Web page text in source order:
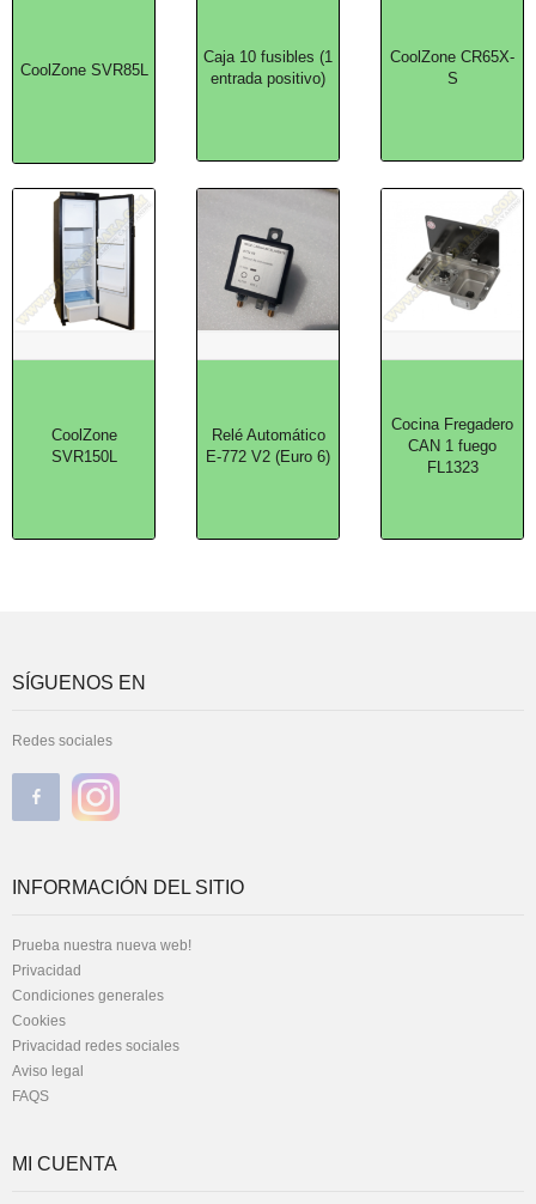
CoolZone SVR85L
Caja 10 fusibles (1
entrada positivo)
CoolZone CR65X-
S
CoolZone
SVR150L
Relé Automático
E-772 V2 (Euro 6)
Cocina Fregadero
CAN 1 fuego
FL1323
SÍGUENOS EN
Redes sociales
INFORMACIÓN DEL SITIO
Prueba nuestra nueva web!
Privacidad
Condiciones generales
Cookies
Privacidad redes sociales
Aviso legal
FAQS
MI CUENTA